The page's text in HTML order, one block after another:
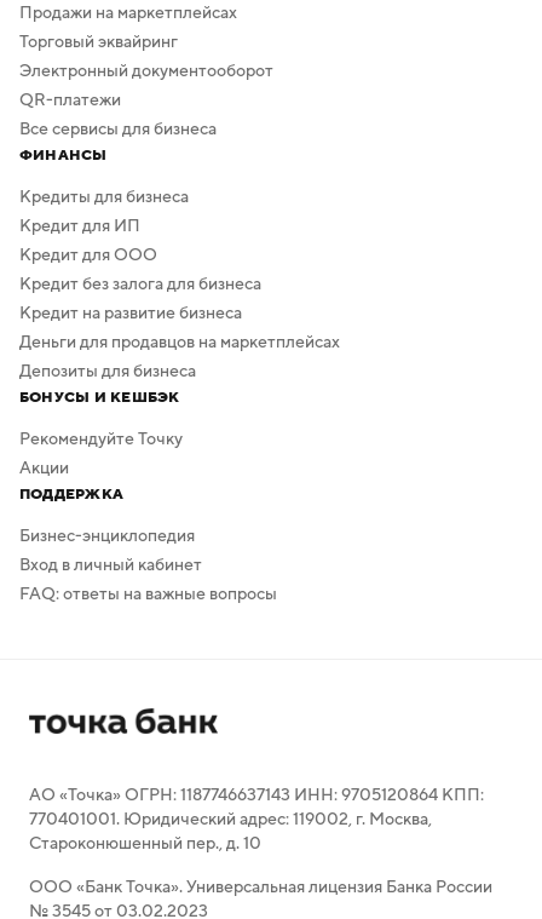
Продажи на маркетплейсах
Торговый эквайринг
Электронный документооборот
QR-платежи
Все сервисы для бизнеса
ФИНАНСЫ
Кредиты для бизнеса
Кредит для ИП
Кредит для ООО
Кредит без залога для бизнеса
Кредит на развитие бизнеса
Деньги для продавцов на маркетплейсах
Депозиты для бизнеса
БОНУСЫ И КЕШБЭК
Рекомендуйте Точку
Акции
ПОДДЕРЖКА
Бизнес-энциклопедия
Вход в личный кабинет
FAQ: ответы на важные вопросы
АО «Точка» ОГРН: 1187746637143 ИНН: 9705120864 КПП:
770401001. Юридический адрес: 119002, г. Москва,
Староконюшенный пер., д. 10
ООО «Банк Точка». Универсальная лицензия Банка России
№ 3545 от 03.02.2023